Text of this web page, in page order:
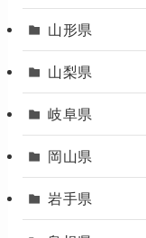
山形県
山梨県
岐阜県
岡山県
岩手県